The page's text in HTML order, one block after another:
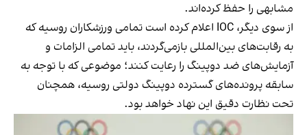
مشابهی را حفظ کرده‌اند.
از سوی دیگر، IOC اعلام کرده است تمامی ورزشکاران روسیه که
به رقابت‌های بین‌المللی بازمی‌گردند، باید تمامی الزامات و
آزمایش‌های ضد دوپینگ را رعایت کنند؛ موضوعی که با توجه به
سابقه پرونده‌های گسترده دوپینگ دولتی روسیه، همچنان
تحت نظارت دقیق این نهاد خواهد بود.